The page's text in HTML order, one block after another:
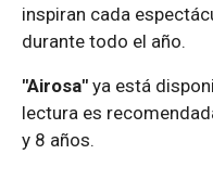
inspiran cada
durante todo el año.
"Airosa" ya está
lectura es
y 8 años.